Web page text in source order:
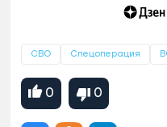
СВО Спецоперация
0 0